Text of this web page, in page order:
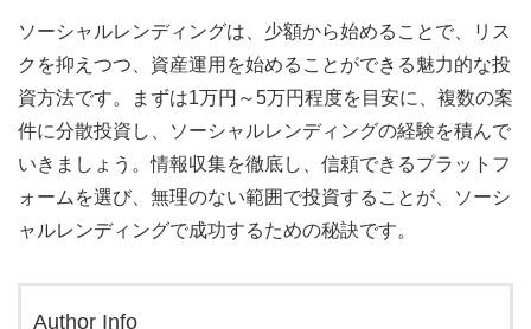
ソーシャルレンディングは、少額から始めることで、リス
クを抑えつつ、資産運用を始めることができる魅力的な投
資方法です。まずは1万円～5万円程度を目安に、複数の案
件に分散投資し、ソーシャルレンディングの経験を積んで
いきましょう。情報収集を徹底し、信頼できるプラットフ
ォームを選び、無理のない範囲で投資することが、ソーシ
ャルレンディングで成功するための秘訣です。
Author Info